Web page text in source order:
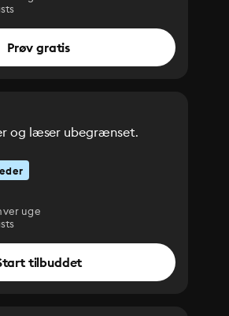
Prøv gratis
og læser ubegrænset.
uge
tilbuddet